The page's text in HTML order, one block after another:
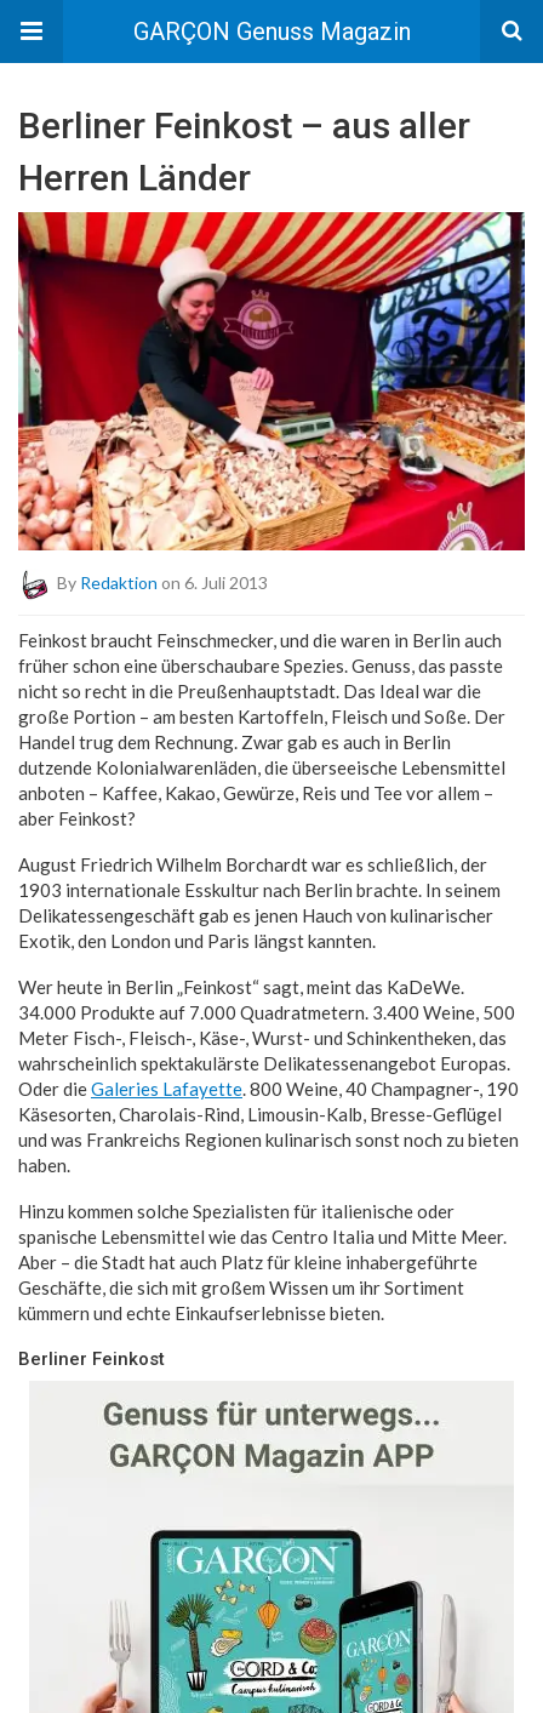
GARÇON Genuss Magazin
Berliner Feinkost – aus aller
Herren Länder
By Redaktion on 6. Juli 2013
Feinkost braucht Feinschmecker, und die waren in Berlin auch
früher schon eine überschaubare Spezies. Genuss, das passte
nicht so recht in die Preußenhauptstadt. Das Ideal war die
große Portion – am besten Kartoffeln, Fleisch und Soße. Der
Handel trug dem Rechnung. Zwar gab es auch in Berlin
dutzende Kolonialwarenläden, die überseeische Lebensmittel
anboten – Kaffee, Kakao, Gewürze, Reis und Tee vor allem –
aber Feinkost?
August Friedrich Wilhelm Borchardt war es schließlich, der
1903 internationale Esskultur nach Berlin brachte. In seinem
Delikatessengeschäft gab es jenen Hauch von kulinarischer
Exotik, den London und Paris längst kannten.
Wer heute in Berlin „Feinkost“ sagt, meint das KaDeWe.
34.000 Produkte auf 7.000 Quadratmetern. 3.400 Weine, 500
Meter Fisch-, Fleisch-, Käse-, Wurst- und Schinkentheken, das
wahrscheinlich spektakulärste Delikatessenangebot Europas.
Oder dieGaleries Lafayette. 800 Weine, 40 Champagner-, 190
Käsesorten, Charolais-Rind, Limousin-Kalb, Bresse-Geflügel
und was Frankreichs Regionen kulinarisch sonst noch zu bieten
haben.
Hinzu kommen solche Spezialisten für italienische oder
spanische Lebensmittel wie das Centro Italia und Mitte Meer.
Aber – die Stadt hat auch Platz für kleine inhabergeführte
Geschäfte, die sich mit großem Wissen um ihr Sortiment
kümmern und echte Einkaufserlebnisse bieten.
Berliner Feinkost